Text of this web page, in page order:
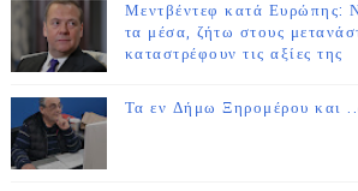
Μεντβέντεφ κατά Ευρώπης:
τα μέσα, ζήτω στους
καταστρέφουν τις αξίες της
Τα εν Δήμω Ξηρομέρου και